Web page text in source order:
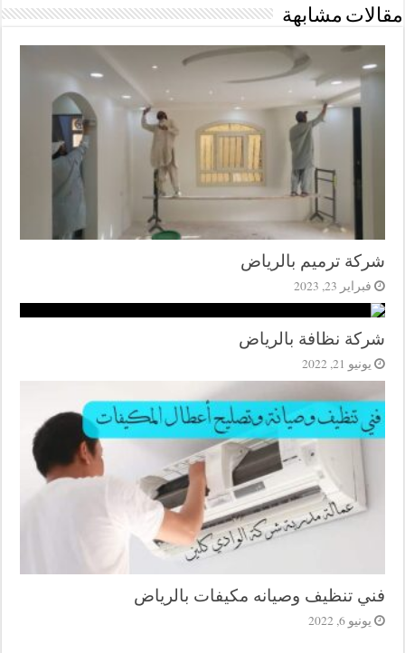
مقالات مشابهة
شركة ترميم بالرياض
فبراير 23, 2023
شركة نظافة بالرياض
يونيو 21, 2022
فني تنظيف وصيانه مكيفات بالرياض
يونيو 6, 2022